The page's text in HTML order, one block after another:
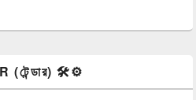
(টেন্ডার) 🛠️⚙️